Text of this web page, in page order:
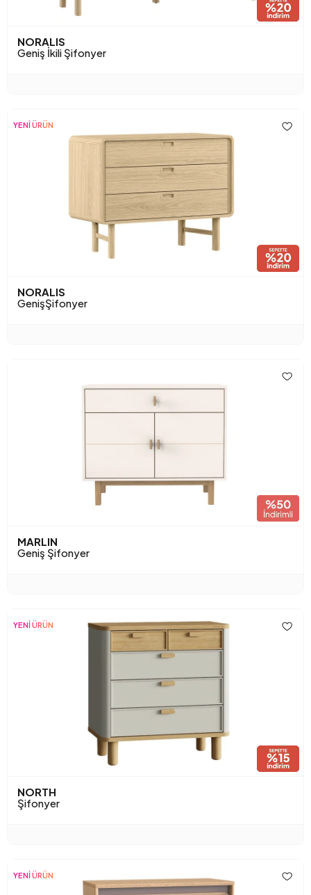
NORALIS
Geniş İkili Şifonyer
YENİ ÜRÜN
NORALIS
GenişŞifonyer
MARLIN
Geniş Şifonyer
YENİ ÜRÜN
NORTH
Şifonyer
YENİ ÜRÜN